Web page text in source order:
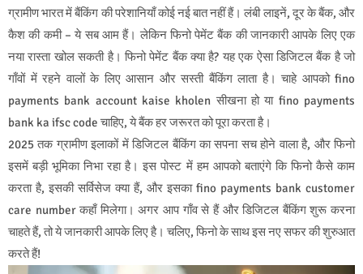
ग्रामीण भारत में बैंकिंग की परेशानियाँ कोई नई बात नहीं हैं। लंबी लाइनें, दूर के बैंक, और
कैश की कमी – ये सब आम हैं। लेकिन फिनो पेमेंट बैंक की जानकारी आपके लिए एक
नया रास्ता खोल सकती है। फिनो पेमेंट बैंक क्या है? यह एक ऐसा डिजिटल बैंक है जो
गाँवों में रहने वालों के लिए आसान और सस्ती बैंकिंग लाता है। चाहे आपको fino
payments bank account kaise kholen सीखना हो या fino payments
bank ka ifsc code चाहिए, ये बैंक हर जरूरत को पूरा करता है।
2025 तक ग्रामीण इलाकों में डिजिटल बैंकिंग का सपना सच होने वाला है, और फिनो
इसमें बड़ी भूमिका निभा रहा है। इस पोस्ट में हम आपको बताएंगे कि फिनो कैसे काम
करता है, इसकी सर्विसेज क्या हैं, और इसका fino payments bank customer
care number कहाँ मिलेगा। अगर आप गाँव से हैं और डिजिटल बैंकिंग शुरू करना
चाहते हैं, तो ये जानकारी आपके लिए है। चलिए, फिनो के साथ इस नए सफर की शुरुआत
करते हैं!